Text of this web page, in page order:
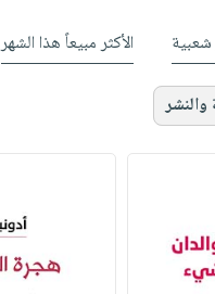
شعبية الأكثر مبيعاً هذا الشهر
والنشر